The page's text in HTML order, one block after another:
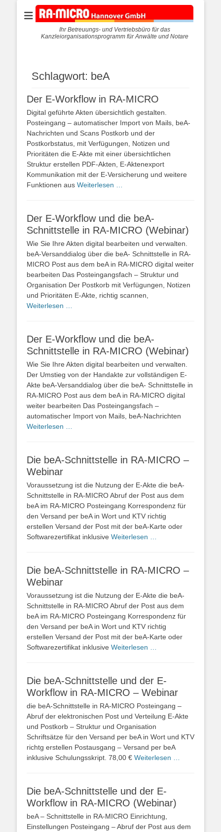
Ihr Betreuungs- und Vertriebsbüro für das
Kanzleiorganisationsprogramm für Anwälte und Notare
Schlagwort: beA
Der E-Workflow in RA-MICRO
Digital geführte Akten übersichtlich gestalten.
Posteingang – automatischer Import von Mails, beA-
Nachrichten und Scans Postkorb und der
Postkorbstatus, mit Verfügungen, Notizen und
Prioritäten die E-Akte mit einer übersichtlichen
Struktur erstellen PDF-Akten, E-Aktenexport
Kommunikation mit der E-Versicherung und weitere
Funktionen aus Weiterlesen …
Der E-Workflow und die beA-
Schnittstelle in RA-MICRO (Webinar)
Wie Sie Ihre Akten digital bearbeiten und verwalten.
beA-Versanddialog über die beA- Schnittstelle in RA-
MICRO Post aus dem beA in RA-MICRO digital weiter
bearbeiten Das Posteingangsfach – Struktur und
Organisation Der Postkorb mit Verfügungen, Notizen
und Prioritäten E-Akte, richtig scannen,
Weiterlesen …
Der E-Workflow und die beA-
Schnittstelle in RA-MICRO (Webinar)
Wie Sie Ihre Akten digital bearbeiten und verwalten.
Der Umstieg von der Handakte zur vollständigen E-
Akte beA-Versanddialog über die beA- Schnittstelle in
RA-MICRO Post aus dem beA in RA-MICRO digital
weiter bearbeiten Das Posteingangsfach –
automatischer Import von Mails, beA-Nachrichten
Weiterlesen …
Die beA-Schnittstelle in RA-MICRO –
Webinar
Voraussetzung ist die Nutzung der E-Akte die beA-
Schnittstelle in RA-MICRO Abruf der Post aus dem
beA im RA-MICRO Posteingang Korrespondenz für
den Versand per beA in Wort und KTV richtig
erstellen Versand der Post mit der beA-Karte oder
Softwarezertifikat inklusive Weiterlesen …
Die beA-Schnittstelle in RA-MICRO –
Webinar
Voraussetzung ist die Nutzung der E-Akte die beA-
Schnittstelle in RA-MICRO Abruf der Post aus dem
beA im RA-MICRO Posteingang Korrespondenz für
den Versand per beA in Wort und KTV richtig
erstellen Versand der Post mit der beA-Karte oder
Softwarezertifikat inklusive Weiterlesen …
Die beA-Schnittstelle und der E-
Workflow in RA-MICRO – Webinar
die beA-Schnittstelle in RA-MICRO Posteingang –
Abruf der elektronischen Post und Verteilung E-Akte
und Postkorb – Struktur und Organisation
Schriftsätze für den Versand per beA in Wort und KTV
richtg erstellen Postausgang – Versand per beA
inklusive Schulungsskript. 78,00 € Weiterlesen …
Die beA-Schnittstelle und der E-
Workflow in RA-MICRO (Webinar)
beA – Schnittstelle in RA-MICRO Einrichtung,
Einstellungen Posteingang – Abruf der Post aus dem